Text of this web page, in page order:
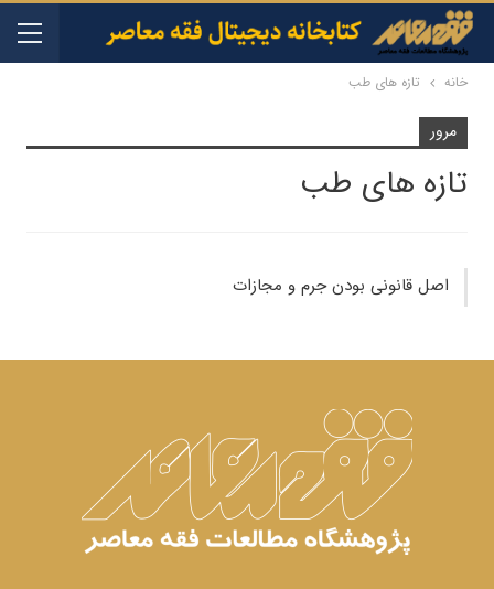
خانه تازه های طب
مرور
تازه های طب
اص‍ل ق‍ان‍ون‍ی ب‍ودن ج‍رم و م‍ج‍ازات